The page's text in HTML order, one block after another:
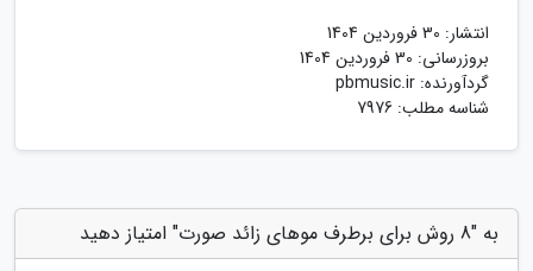
انتشار: 30 فروردین 1404
بروزرسانی: 30 فروردین 1404
گردآورنده: pbmusic.ir
شناسه مطلب: 7976
به "8 روش برای برطرف موهای زائد صورت" امتیاز دهید